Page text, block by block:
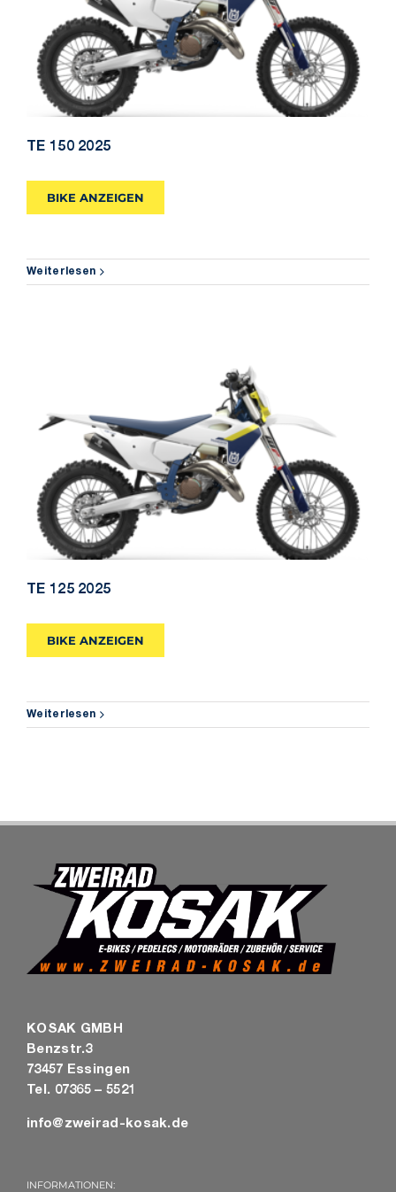
TE 150 2025
TE 150 2025
BIKE ANZEIGEN
Weiterlesen
TE 125 2025
TE 125 2025
BIKE ANZEIGEN
Weiterlesen
KOSAK GMBH
Benzstr.3
73457 Essingen
Tel. 07365 – 5521
info@zweirad-kosak.de
INFORMATIONEN: